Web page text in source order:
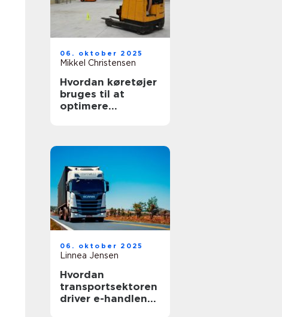
06. oktober 2025
Mikkel Christensen
Hvordan køretøjer
bruges til at
optimere
06. oktober 2025
Linnea Jensen
Hvordan
transportsektoren
driver e-handlens